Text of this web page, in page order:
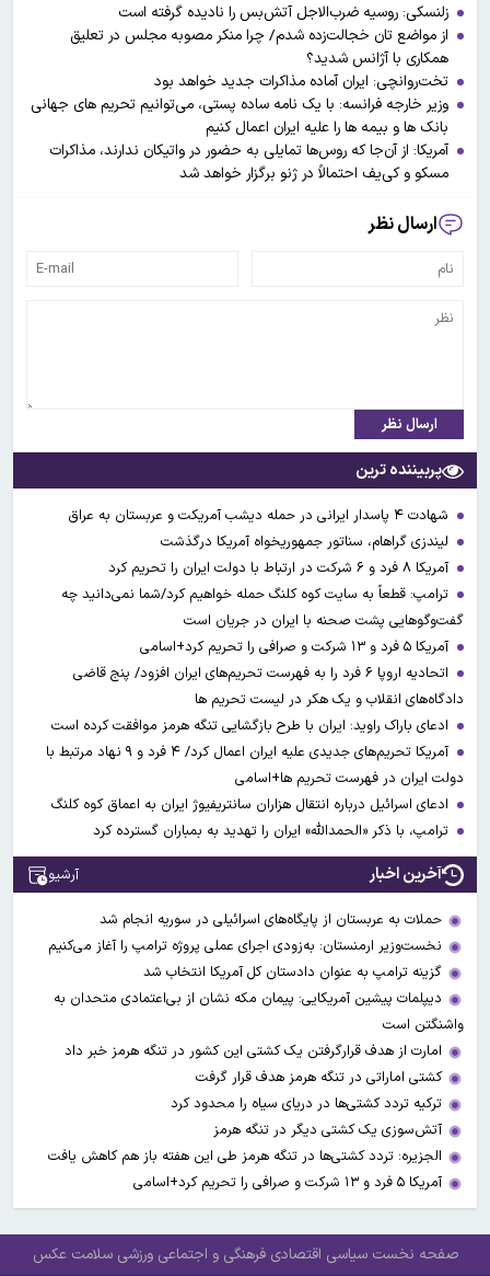
زلنسکی: روسیه ضرب‌الاجل آتش‌بس را نادیده گرفته است
از مواضع تان خجالت‌زده شدم/ چرا منکر مصوبه مجلس در تعلیق
همکاری با آژانس شدید؟
تخت‌روانچی: ایران آماده مذاکرات جدید خواهد بود
وزیر خارجه فرانسه: با یک نامه ساده پستی، می‌توانیم تحریم های جهانی
بانک ها و بیمه ها را علیه ایران اعمال کنیم
آمریکا: از آن‌جا که روس‌ها تمایلی به حضور در واتیکان ندارند، مذاکرات
مسکو و کی‌یف احتمالاً در ژنو برگزار خواهد شد
ارسال نظر
ارسال نظر
پربیننده ترین
شهادت ۴ پاسدار ایرانی در حمله دیشب آمریکت و عربستان به عراق
لیندزی گراهام، سناتور جمهوریخواه آمریکا درگذشت
آمریکا ۸ فرد و ۶ شرکت در ارتباط با دولت ایران را تحریم کرد
ترامپ: قطعاً به سایت کوه کلنگ حمله خواهیم کرد/شما نمی‌دانید چه
گفت‌وگوهایی پشت صحنه با ایران در جریان است
آمریکا ۵ فرد و ۱۳ شرکت و صرافی را تحریم کرد+اسامی
اتحادیه اروپا ۶ فرد را به فهرست تحریم‌های ایران افزود/ پنج قاضی
دادگاه‌های انقلاب و یک هکر در لیست تحریم ها
ادعای باراک راوید: ایران با طرح بازگشایی تنگه هرمز موافقت کرده است
آمریکا تحریم‌های جدیدی علیه ایران اعمال کرد/ ۴ فرد و ۹ نهاد مرتبط با
دولت ایران در فهرست تحریم ها+اسامی
ادعای اسرائیل درباره انتقال هزاران سانتریفیوژ ایران به اعماق کوه کلنگ
ترامپ، با ذکر «الحمدالله» ایران را تهدید به بمباران گسترده کرد
آخرین اخبار آرشیو
حملات به عربستان از پایگاه‌های اسرائیلی در سوریه انجام شد
نخست‌وزیر ارمنستان: به‌زودی اجرای عملی پروژه ترامپ را آغاز می‌کنیم
گزینه ترامپ به عنوان دادستان کل آمریکا انتخاب شد
دیپلمات پیشین آمریکایی: پیمان مکه نشان از بی‌اعتمادی متحدان به
واشنگتن است
امارت از هدف قرارگرفتن یک کشتی این کشور در تنگه هرمز خبر داد
کشتی اماراتی در تنگه هرمز هدف قرار گرفت
ترکیه تردد کشتی‌ها در دریای سیاه را محدود کرد
آتش‌سوزی یک کشتی دیگر در تنگه هرمز
الجزیره: تردد کشتی‌ها در تنگه هرمز طی این هفته باز هم کاهش یافت
آمریکا ۵ فرد و ۱۳ شرکت و صرافی را تحریم کرد+اسامی
صفحه نخست سیاسی اقتصادی فرهنگی و اجتماعی ورزشی سلامت عکس